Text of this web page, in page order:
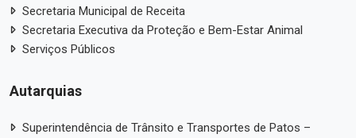
Secretaria Municipal de Receita
Secretaria Executiva da Proteção e Bem-Estar Animal
Serviços Públicos
Autarquias
Superintendência de Trânsito e Transportes de Patos –